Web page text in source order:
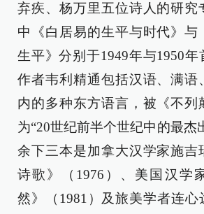
弃疾、杨万里五位诗人的研究
中《白居易的生平与时代》与
生平》分别于1949年与1950年
作者韦利精通包括汉语、满语
内的多种东方语言，被《不列
为“20世纪前半个世纪中的最杰
余下三本是加拿大汉学家施吉
诗歌》（1976）、美国汉学
然》（1981）及旅美学者连心